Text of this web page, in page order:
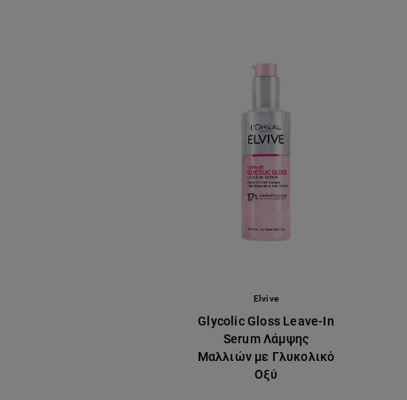
Elvive
Glycolic Gloss Leave-In
Serum Λάμψης
Μαλλιών με Γλυκολικό
Οξύ